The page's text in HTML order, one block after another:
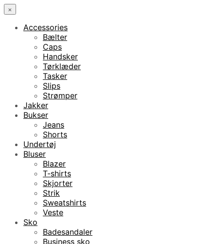
×
Accessories
Bælter
Caps
Handsker
Tørklæder
Tasker
Slips
Strømper
Jakker
Bukser
Jeans
Shorts
Undertøj
Bluser
Blazer
T-shirts
Skjorter
Strik
Sweatshirts
Veste
Sko
Badesandaler
Business sko